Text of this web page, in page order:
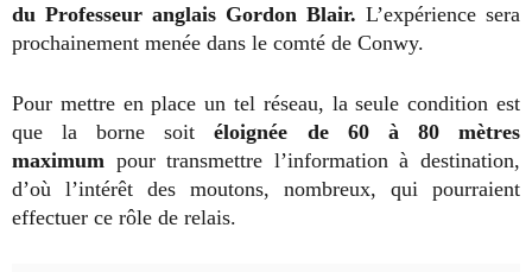
du Professeur anglais Gordon Blair. L’expérience sera
prochainement menée dans le comté de Conwy.
Pour mettre en place un tel réseau, la seule condition est
que la borne soitéloignée de 60 à 80 mètres
maximum pour transmettre l’information à destination,
d’où l’intérêt des moutons, nombreux, qui pourraient
effectuer ce rôle de relais.